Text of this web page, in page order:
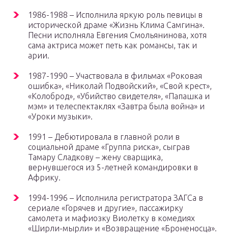
1986-1988 – Исполнила яркую роль певицы в
исторической драме «Жизнь Клима Самгина».
Песни исполняла Евгения Смольянинова, хотя
сама актриса может петь как романсы, так и
арии.
1987-1990 – Участвовала в фильмах «Роковая
ошибка», «Николай Подвойский», «Свой крест»,
«Колоброд», «Убийство свидетеля», «Папашка и
мэм» и телеспектаклях «Завтра была война» и
«Уроки музыки».
1991 – Дебютировала в главной роли в
социальной драме «Группа риска», сыграв
Тамару Сладкову – жену сварщика,
вернувшегося из 5-летней командировки в
Африку.
1994-1996 – Исполнила регистратора ЗАГСа в
сериале «Горячев и другие», пассажирку
самолета и мафиозку Виолетку в комедиях
«Ширли-мырли» и «Возвращение «Броненосца».